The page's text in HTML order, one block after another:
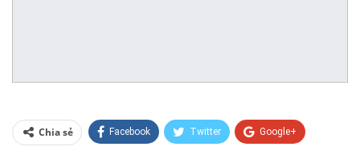
Chia sẻ Facebook Twitter Google+